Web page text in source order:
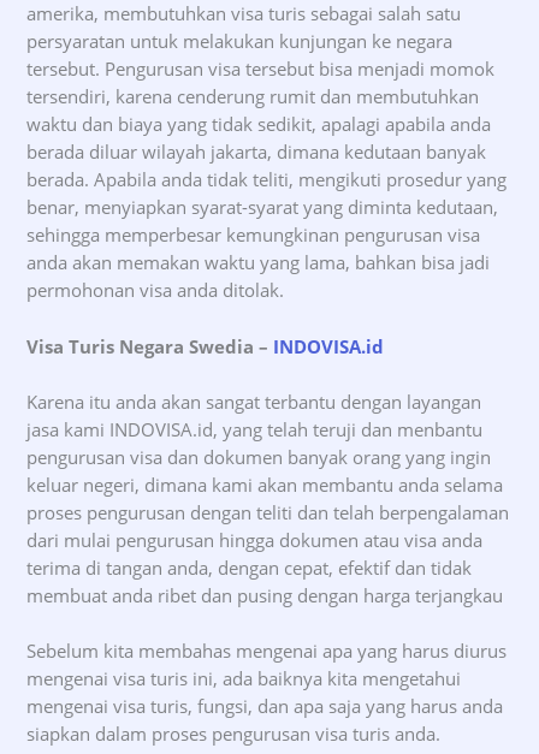
amerika, membutuhkan visa turis sebagai salah satu
persyaratan untuk melakukan kunjungan ke negara
tersebut. Pengurusan visa tersebut bisa menjadi momok
tersendiri, karena cenderung rumit dan membutuhkan
waktu dan biaya yang tidak sedikit, apalagi apabila anda
berada diluar wilayah jakarta, dimana kedutaan banyak
berada. Apabila anda tidak teliti, mengikuti prosedur yang
benar, menyiapkan syarat-syarat yang diminta kedutaan,
sehingga memperbesar kemungkinan pengurusan visa
anda akan memakan waktu yang lama, bahkan bisa jadi
permohonan visa anda ditolak.
Visa Turis Negara Swedia – INDOVISA.id
Karena itu anda akan sangat terbantu dengan layangan
jasa kami INDOVISA.id, yang telah teruji dan menbantu
pengurusan visa dan dokumen banyak orang yang ingin
keluar negeri, dimana kami akan membantu anda selama
proses pengurusan dengan teliti dan telah berpengalaman
dari mulai pengurusan hingga dokumen atau visa anda
terima di tangan anda, dengan cepat, efektif dan tidak
membuat anda ribet dan pusing dengan harga terjangkau
Sebelum kita membahas mengenai apa yang harus diurus
mengenai visa turis ini, ada baiknya kita mengetahui
mengenai visa turis, fungsi, dan apa saja yang harus anda
siapkan dalam proses pengurusan visa turis anda.